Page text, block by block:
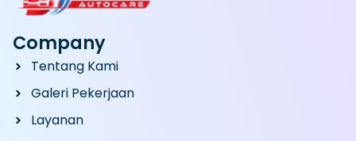
Company
Tentang Kami
Galeri Pekerjaan
Layanan